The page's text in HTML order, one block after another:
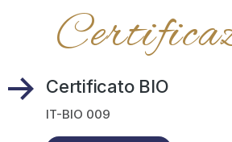
Certificato BIO
IT-BIO 009